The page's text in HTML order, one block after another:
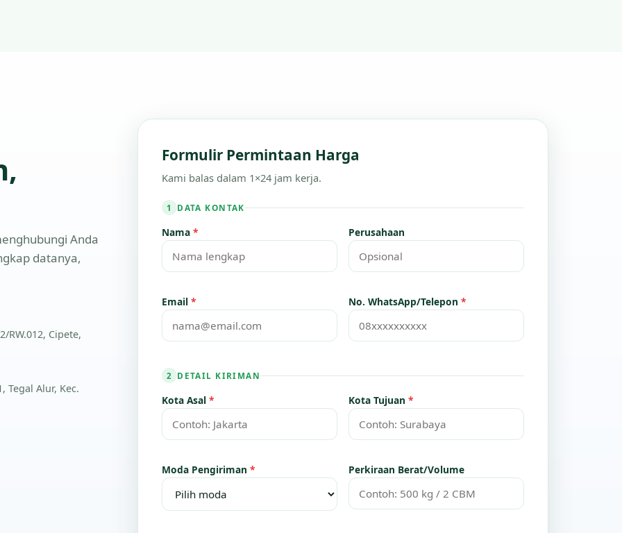
Anda
datanya,
RW.012, Cipete,
Tegal Alur, Kec.
Formulir Permintaan Harga
Kami balas dalam 1×24 jam kerja.
1 DATA KONTAK
Nama* Perusahaan
Email* No. WhatsApp/Telepon*
2 DETAIL KIRIMAN
Kota Asal* Kota Tujuan*
Moda Pengiriman* Perkiraan Berat/Volume